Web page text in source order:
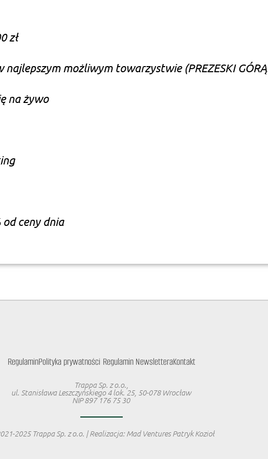
zł
najlepszym możliwym towarzystwie (PREZESKI
na żywo
ceny dnia
RegulaminPolityka prywatności Regulamin NewsletteraKontakt
Trappa Sp. z o.o.,
ul. Stanisława Leszczyńskiego 4 lok. 25, 50-078 Wrocław
NIP 897 176 75 30
2025 Trappa Sp. z o.o. | Realizacja: Mad Ventures Patryk Kozioł